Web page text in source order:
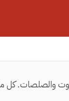
والصلصات.